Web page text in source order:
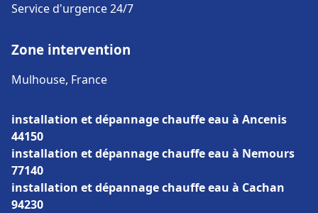
Service d'urgence 24/7
Zone intervention
Mulhouse, France
installation et dépannage chauffe eau à Ancenis
44150
installation et dépannage chauffe eau à Nemours
77140
installation et dépannage chauffe eau à Cachan
94230